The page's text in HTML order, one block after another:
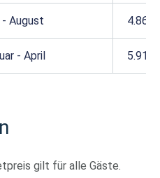
- August
- April 5.916
gilt für alle Gäste.